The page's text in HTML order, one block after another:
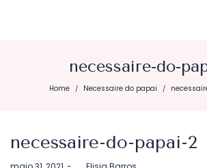
necessaire-do-
Home / Necessaire do papai /
necessaire-do-papai-2
Postado